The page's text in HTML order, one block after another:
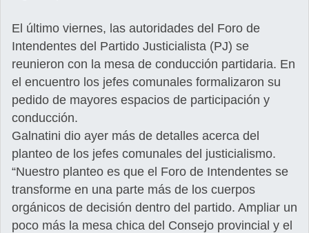
El último viernes, las autoridades del Foro de
Intendentes del Partido Justicialista (PJ) se
reunieron con la mesa de conducción partidaria. En
el encuentro los jefes comunales formalizaron su
pedido de mayores espacios de participación y
conducción.
Galnatini dio ayer más de detalles acerca del
planteo de los jefes comunales del justicialismo.
“Nuestro planteo es que el Foro de Intendentes se
transforme en una parte más de los cuerpos
orgánicos de decisión dentro del partido. Ampliar un
poco más la mesa chica del Consejo provincial y el